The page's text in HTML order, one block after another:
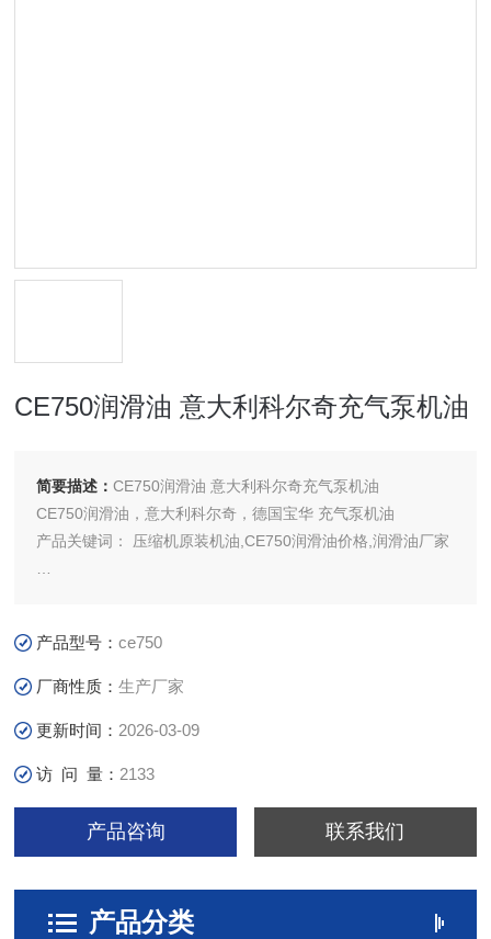
CE750润滑油 意大利科尔奇充气泵机油
简要描述：CE750润滑油 意大利科尔奇充气泵机油
CE750润滑油，意大利科尔奇，德国宝华 充气泵机油
产品关键词： 压缩机原装机油,CE750润滑油价格,润滑油厂家
机机型，包括MCH-6,MCH-13 ,MCH-16,MCH-32,MCH-36.
产品型号：ce750
厂商性质：生产厂家
更新时间： 2026-03-09
访 问 量： 2133
产品咨询 联系我们
产品分类